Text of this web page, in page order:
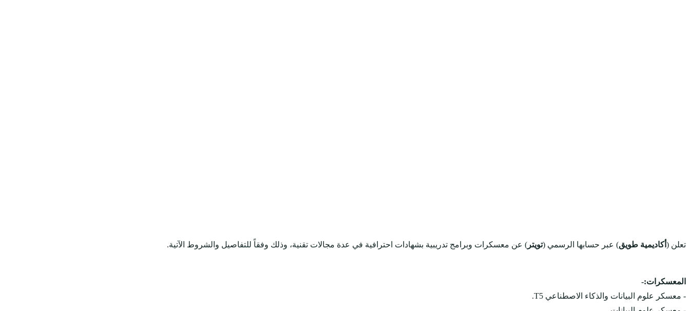
تعلن (أكاديمية طويق) عبر حسابها الرسمي (تويتر ) عن معسكرات وبرامج تدريبية بشهادات احترافية في عدة مجالات تقنية، وذلك وفقاً للتفاصيل والشروط الآتية.
المعسكرات:-
- معسكر علوم البيانات والذكاء الاصطناعي T5.